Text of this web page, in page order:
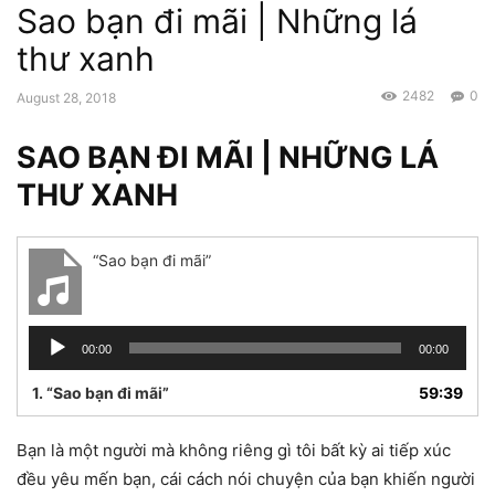
Sao bạn đi mãi | Những lá
thư xanh
August 28, 2018 0
2482
SAO BẠN ĐI MÃI | NHỮNG LÁ
THƯ XANH
“Sao bạn đi mãi”
Audio
Player
00:00 00:00
1. “Sao bạn đi mãi” 59:39
Bạn là một người mà không riêng gì tôi bất kỳ ai tiếp xúc
đều yêu mến bạn, cái cách nói chuyện của bạn khiến người